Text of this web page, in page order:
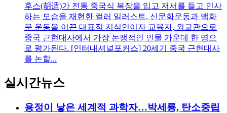
후스(胡适)가 전통 중국식 복장을 입고 저서를 들고 인사
하는 모습을 재현한 컬러 일러스트. 신문화운동과 백화
문 운동을 이끈 대표적 지식인이자 교육자, 외교관으로
중국 근현대사에서 가장 논쟁적인 인물 가운데 한 명으
로 평가된다. [인터내셔널포커스] 20세기 중국 근현대사
를 논할...
실시간뉴스
용정이 낳은 세계적 과학자…박세룡, 탄소중립